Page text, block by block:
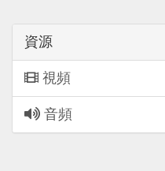
資源
視頻
音頻